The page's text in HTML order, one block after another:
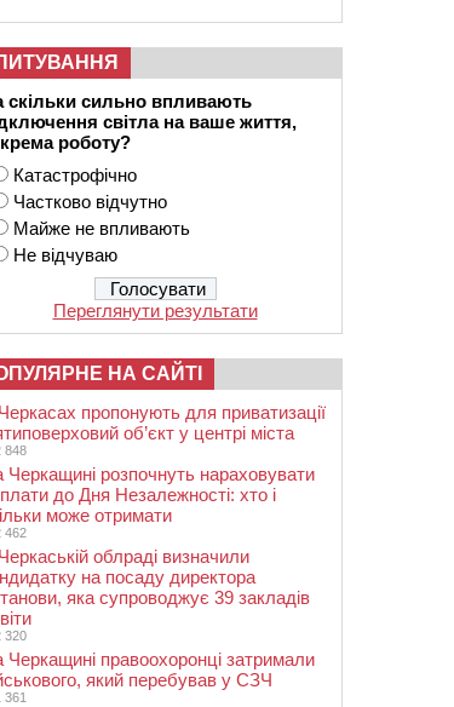
скільки сильно впливають
світла на ваше життя,
роботу?
Катастрофічно
Частково відчутно
Майже не впливають
Не відчуваю
Переглянути результати
НА САЙТІ
пропонують для приватизації
об’єкт у центрі міста
848
Черкащині розпочнуть нараховувати
до Дня Незалежності: хто і
може отримати
462
облраді визначили
на посаду директора
яка супроводжує 39 закладів
320
Черкащині правоохоронці затримали
який перебував у СЗЧ
361